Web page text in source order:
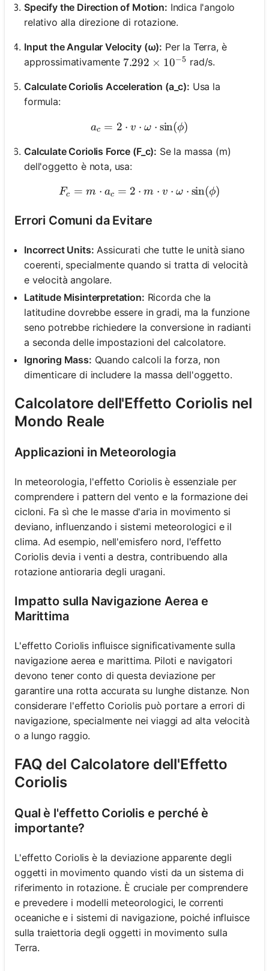
Specify the Direction of Motion: Indica l'angolo
relativo alla direzione di rotazione.
Input the Angular Velocity (ω): Per la Terra, è
approssimativamente 7.292 \times 10^{-5}
7.292 × 10−5 rad/s.
Calculate Coriolis Acceleration (a_c): Usa la
formula:
a_c = 2 \cdot v \cdot
ac = 2 ⋅ v ⋅ ω ⋅ sin(ϕ)
Calculate Coriolis Force (F_c): Se la massa (m)
dell'oggetto è nota, usa:
F_c = m \cdot a_c = 2
Fc = m ⋅ ac = 2 ⋅ m ⋅ v ⋅ ω ⋅ sin(ϕ)
Errori Comuni da Evitare
Incorrect Units: Assicurati che tutte le unità siano
coerenti, specialmente quando si tratta di velocità
e velocità angolare.
Latitude Misinterpretation: Ricorda che la
latitudine dovrebbe essere in gradi, ma la funzione
seno potrebbe richiedere la conversione in radianti
a seconda delle impostazioni del calcolatore.
Ignoring Mass: Quando calcoli la forza, non
dimenticare di includere la massa dell'oggetto.
Calcolatore dell'Effetto Coriolis nel
Mondo Reale
Applicazioni in Meteorologia
In meteorologia, l'effetto Coriolis è essenziale per
comprendere i pattern del vento e la formazione dei
cicloni. Fa sì che le masse d'aria in movimento si
deviano, influenzando i sistemi meteorologici e il
clima. Ad esempio, nell'emisfero nord, l'effetto
Coriolis devia i venti a destra, contribuendo alla
rotazione antioraria degli uragani.
Impatto sulla Navigazione Aerea e
Marittima
L'effetto Coriolis influisce significativamente sulla
navigazione aerea e marittima. Piloti e navigatori
devono tener conto di questa deviazione per
garantire una rotta accurata su lunghe distanze. Non
considerare l'effetto Coriolis può portare a errori di
navigazione, specialmente nei viaggi ad alta velocità
o a lungo raggio.
FAQ del Calcolatore dell'Effetto
Coriolis
Qual è l'effetto Coriolis e perché è
importante?
L'effetto Coriolis è la deviazione apparente degli
oggetti in movimento quando visti da un sistema di
riferimento in rotazione. È cruciale per comprendere
e prevedere i modelli meteorologici, le correnti
oceaniche e i sistemi di navigazione, poiché influisce
sulla traiettoria degli oggetti in movimento sulla
Terra.